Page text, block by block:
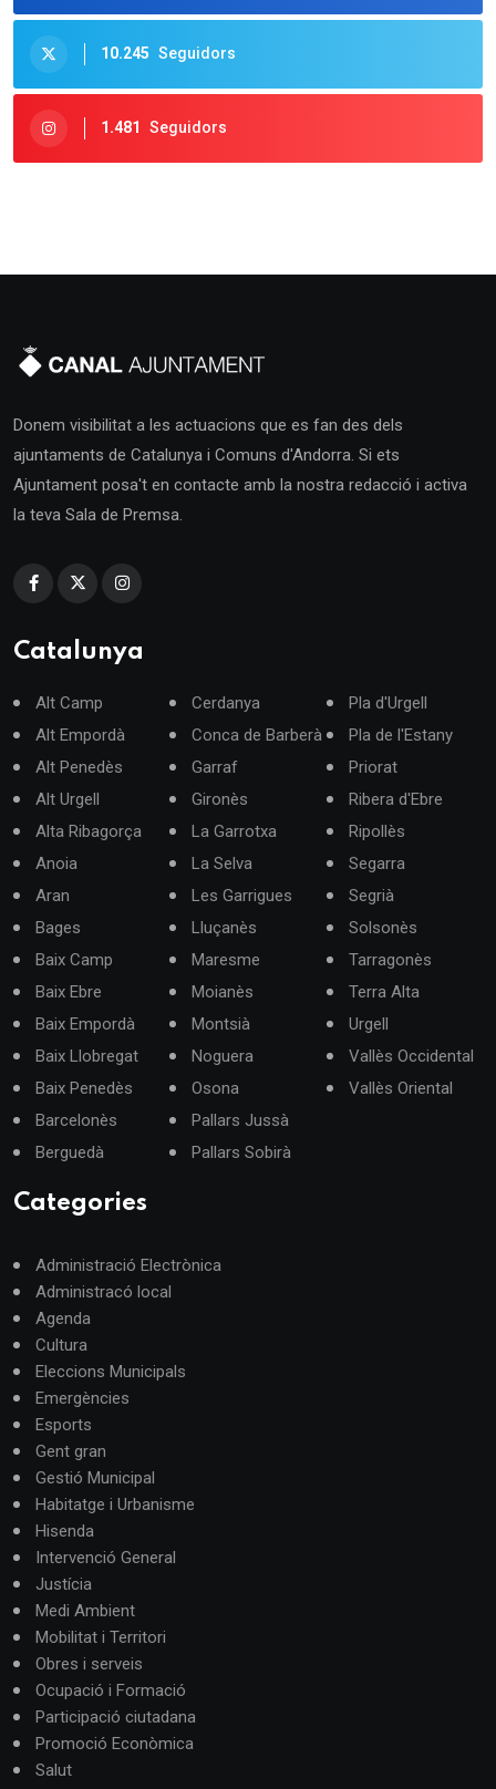
10.245 Seguidors
1.481 Seguidors
Donem visibilitat a les actuacions que es fan des dels
ajuntaments de Catalunya i Comuns d'Andorra. Si ets
Ajuntament posa't en contacte amb la nostra redacció i activa
la teva Sala de Premsa.
Catalunya
Alt Camp
Alt Empordà
Alt Penedès
Alt Urgell
Alta Ribagorça
Anoia
Aran
Bages
Baix Camp
Baix Ebre
Baix Empordà
Baix Llobregat
Baix Penedès
Barcelonès
Berguedà
Cerdanya
Conca de Barberà
Garraf
Gironès
La Garrotxa
La Selva
Les Garrigues
Lluçanès
Maresme
Moianès
Montsià
Noguera
Osona
Pallars Jussà
Pallars Sobirà
Pla d'Urgell
Pla de l'Estany
Priorat
Ribera d'Ebre
Ripollès
Segarra
Segrià
Solsonès
Tarragonès
Terra Alta
Urgell
Vallès Occidental
Vallès Oriental
Categories
Administració Electrònica
Administracó local
Agenda
Cultura
Eleccions Municipals
Emergències
Esports
Gent gran
Gestió Municipal
Habitatge i Urbanisme
Hisenda
Intervenció General
Justícia
Medi Ambient
Mobilitat i Territori
Obres i serveis
Ocupació i Formació
Participació ciutadana
Promoció Econòmica
Salut